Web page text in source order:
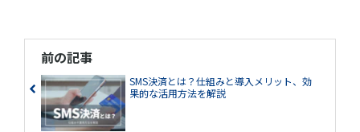
前の記事
SMS決済とは？仕組みと導入メリット、効
果的な活用方法を解説